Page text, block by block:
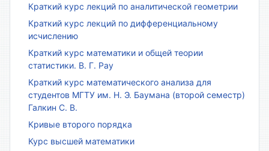
Краткий курс лекций по аналитической геометрии
Краткий курс лекций по дифференциальному
исчислению
Краткий курс математики и общей теории
статистики. В. Г. Рау
Краткий курс математического анализа для
студентов МГТУ им. Н. Э. Баумана (второй семестр)
Галкин С. В.
Кривые второго порядка
Курс высшей математики